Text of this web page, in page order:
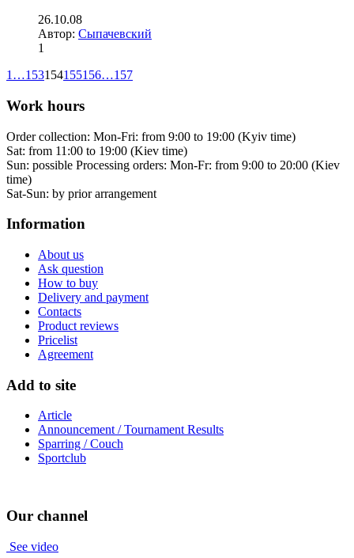
26.10.08
Автор: Сыпачевский
1
1 …153154155156…157
Work hours
Order collection: Mon-Fri: from 9:00 to 19:00 (Kyiv time)
Sat: from 11:00 to 19:00 (Kiev time)
Sun: possible Processing orders: Mon-Fr: from 9:00 to 20:00 (Kiev
time)
Sat-Sun: by prior arrangement
Information
About us
Ask question
How to buy
Delivery and payment
Contacts
Product reviews
Pricelist
Agreement
Add to site
Article
Announcement / Tournament Results
Sparring / Couch
Sportclub
Our channel
See video